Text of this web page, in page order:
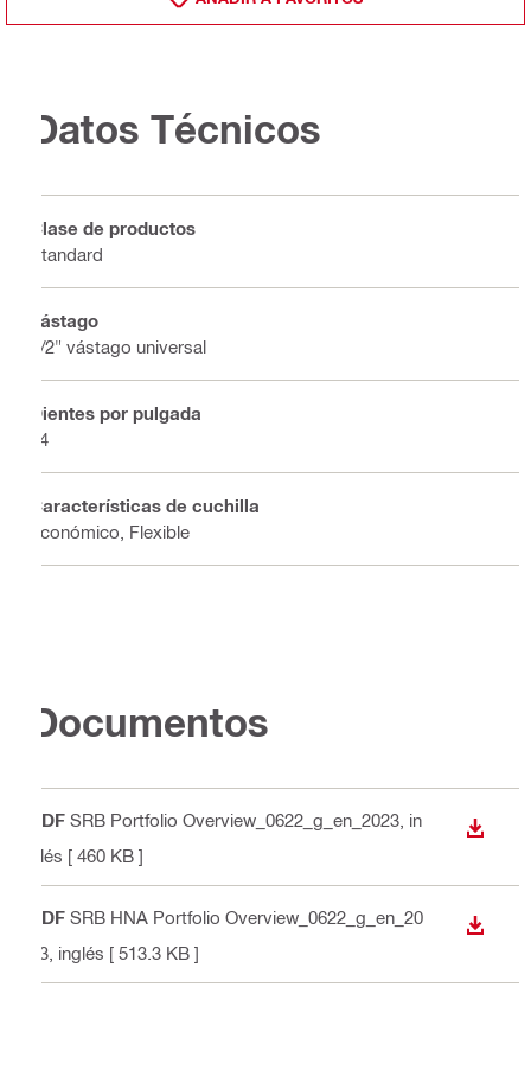
Datos Técnicos
Clase de productos
Standard
Vástago
1/2" vástago universal
Dientes por pulgada
24
Características de cuchilla
Económico, Flexible
Documentos
PDF SRB Portfolio Overview_0622_g_en_2023 , in
glés [ 460 KB ]
PDF SRB HNA Portfolio Overview_0622_g_en_20
23 , inglés [ 513.3 KB ]